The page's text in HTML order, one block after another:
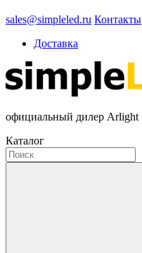
sales@simpleled.ru Контакты
Доставка
официальный дилер Arlight
Каталог